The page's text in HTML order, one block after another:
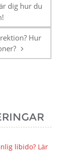
dig hur du
Hur
libido? Lär